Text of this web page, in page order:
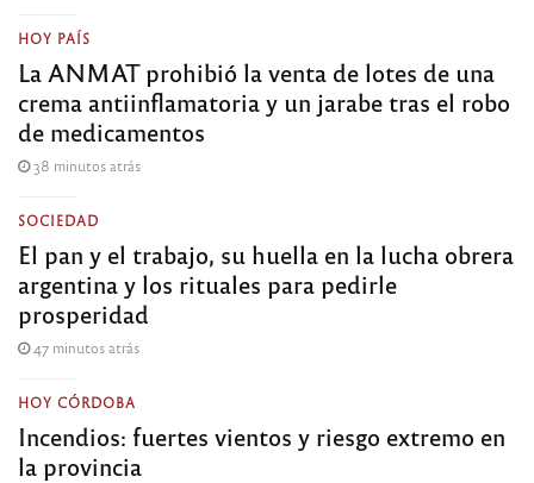
HOY PAÍS
La ANMAT prohibió la venta de lotes de una
crema antiinflamatoria y un jarabe tras el robo
de medicamentos
38 minutos atrás
SOCIEDAD
El pan y el trabajo, su huella en la lucha obrera
argentina y los rituales para pedirle
prosperidad
47 minutos atrás
HOY CÓRDOBA
Incendios: fuertes vientos y riesgo extremo en
la provincia